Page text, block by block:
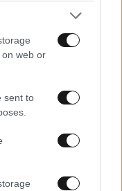
web or
sent to